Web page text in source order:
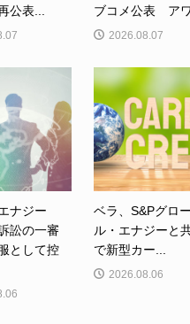
公表...
ブコメ公表 ア
2026.08.07
ナジー
訟の一審
として控
ベラ、S&Pグロ
ル・エナジーと
で新型カー...
2026.08.06